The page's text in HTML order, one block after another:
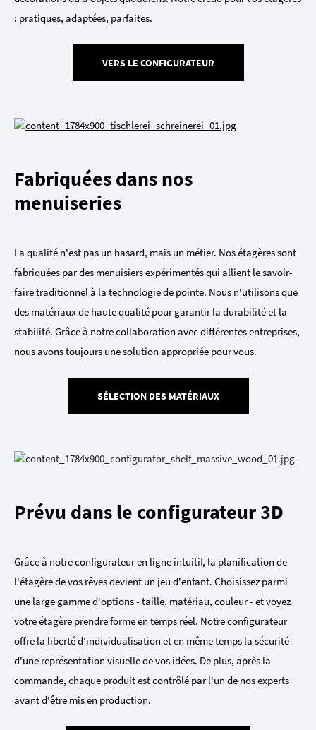
: pratiques, adaptées, parfaites.
VERS LE CONFIGURATEUR
Fabriquées dans nos
menuiseries
La qualité n'est pas un hasard, mais un métier. Nos étagères sont
fabriquées par des menuisiers expérimentés qui allient le savoir-
faire traditionnel à la technologie de pointe. Nous n'utilisons que
des matériaux de haute qualité pour garantir la durabilité et la
stabilité. Grâce à notre collaboration avec différentes entreprises,
nous avons toujours une solution appropriée pour vous.
SÉLECTION DES MATÉRIAUX
Prévu dans le configurateur 3D
Grâce à notre configurateur en ligne intuitif, la planification de
l'étagère de vos rêves devient un jeu d'enfant. Choisissez parmi
une large gamme d'options - taille, matériau, couleur - et voyez
votre étagère prendre forme en temps réel. Notre configurateur
offre la liberté d'individualisation et en même temps la sécurité
d'une représentation visuelle de vos idées. De plus, après la
commande, chaque produit est contrôlé par l'un de nos experts
avant d'être mis en production.